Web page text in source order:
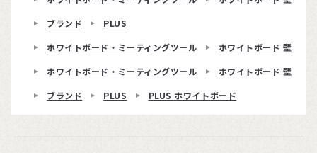
ブランド
PLUS
ホワイトボード・ミーティングツール
ホワイトボード 壁掛け
ホワイトボード・ミーティングツール
ホワイトボード 壁掛け
ブランド
PLUS PLUS ホワイトボード